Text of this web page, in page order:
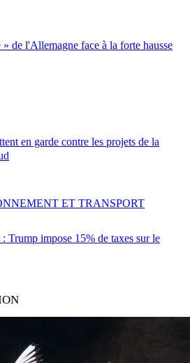
de l'Allemagne face à la forte hausse
en garde contre les projets de la
Trump impose 15% de taxes sur le
ET TRANSPORT